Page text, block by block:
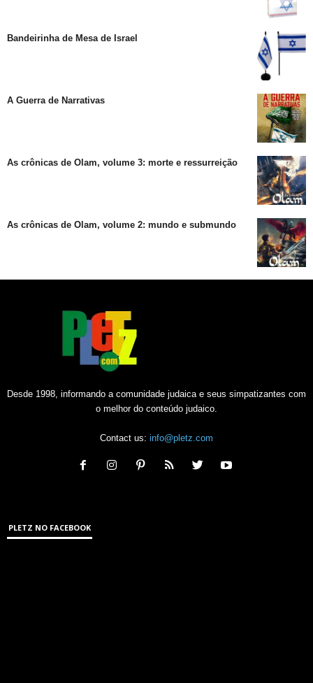
Bandeirinha de Mesa de Israel
A Guerra de Narrativas
As crônicas de Olam, volume 3: morte e ressurreição
As crônicas de Olam, volume 2: mundo e submundo
Desde 1998, informando a comunidade judaica e seus simpatizantes com
o melhor do conteúdo judaico.
Contact us: info@pletz.com
PLETZ NO FACEBOOK